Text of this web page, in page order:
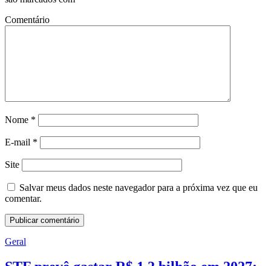
Comentário
Nome *
E-mail *
Site
Salvar meus dados neste navegador para a próxima vez que eu
comentar.
Geral